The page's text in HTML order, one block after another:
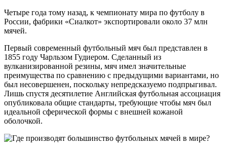
Четыре года тому назад, к чемпионату мира по футболу в
России, фабрики «Сиалкот» экспортировали около 37 млн
мячей.
Первый современный футбольный мяч был представлен в
1855 году Чарльзом Гудиером. Сделанный из
вулканизированной резины, мяч имел значительные
преимущества по сравнению с предыдущими вариантами, но
был несовершенен, поскольку непредсказуемо подпрыгивал.
Лишь спустя десятилетие Английская футбольная ассоциация
опубликовала общие стандарты, требующие чтобы мяч был
идеальной сферической формы с внешней кожаной
оболочкой.